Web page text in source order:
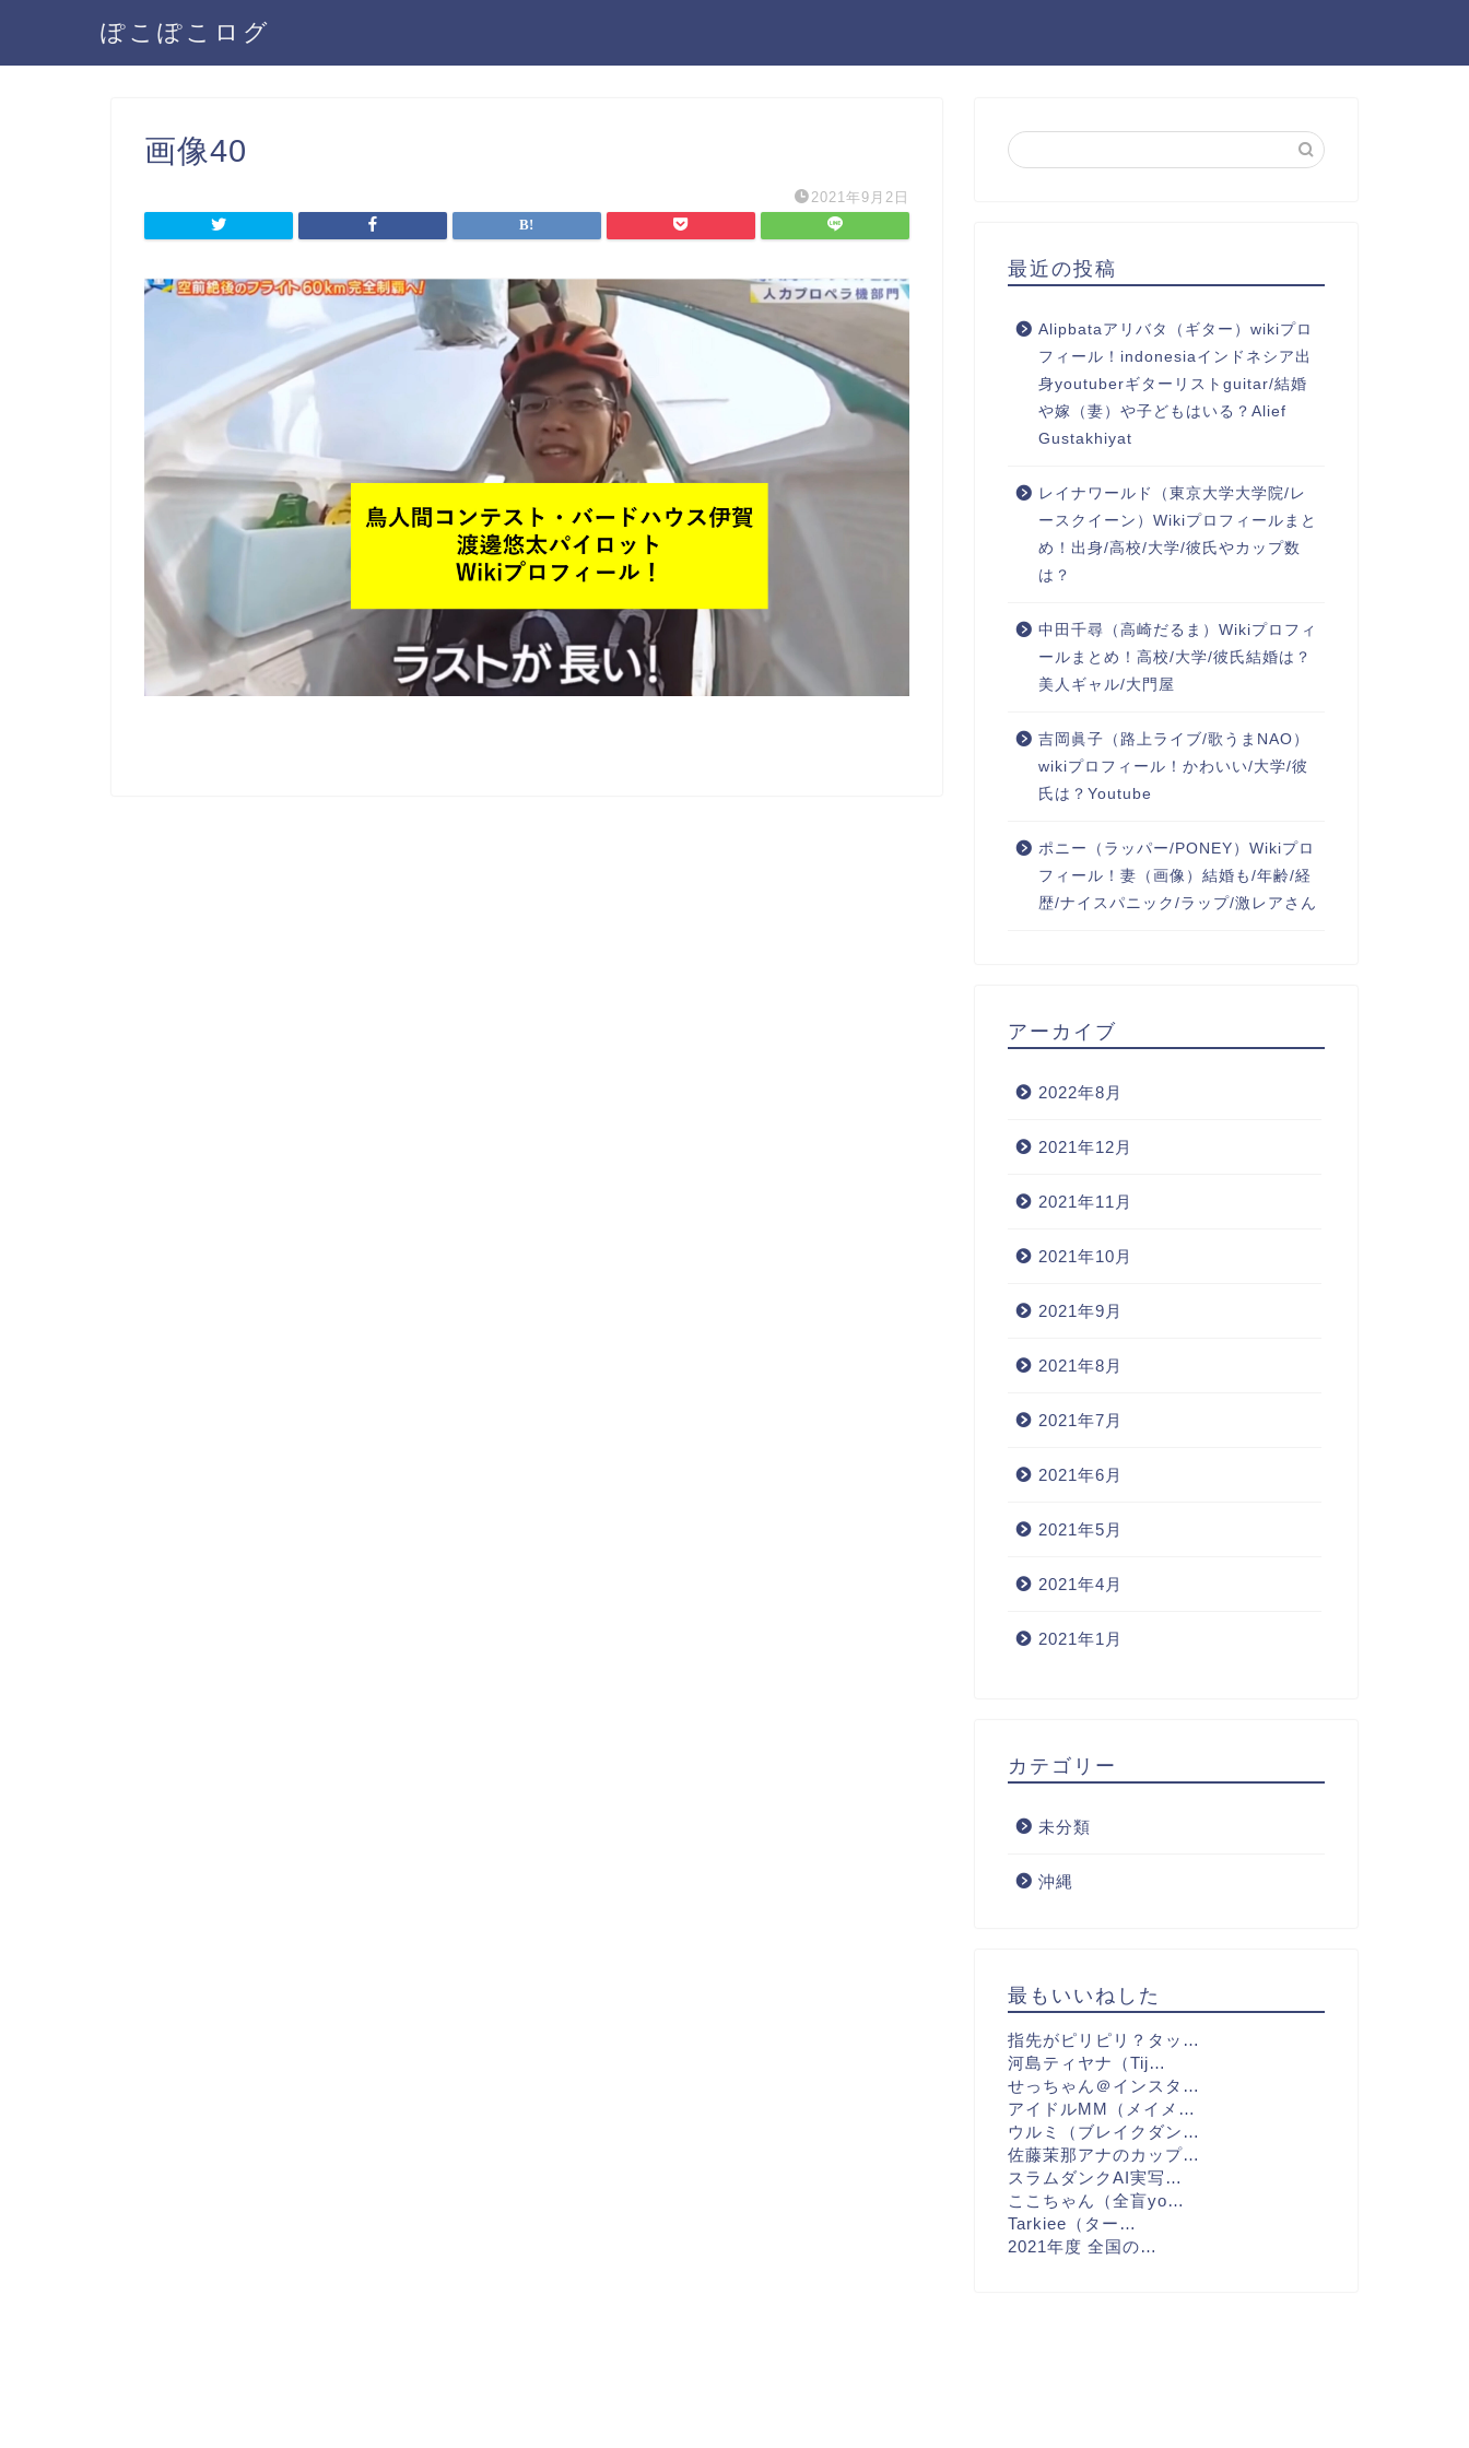
ぽこぽこログ
画像40
2021年9月2日
最近の投稿
Alipbataアリバタ（ギター）wikiプロ
フィール！indonesiaインドネシア出
身youtuberギターリストguitar/結婚
や嫁（妻）や子どもはいる？Alief
Gustakhiyat
レイナワールド（東京大学大学院/レ
ースクイーン）Wikiプロフィールまと
め！出身/高校/大学/彼氏やカップ数
は？
中田千尋（高崎だるま）Wikiプロフィ
ールまとめ！高校/大学/彼氏結婚は？
美人ギャル/大門屋
吉岡眞子（路上ライブ/歌うまNAO）
wikiプロフィール！かわいい/大学/彼
氏は？Youtube
ポニー（ラッパー/PONEY）Wikiプロ
フィール！妻（画像）結婚も/年齢/経
歴/ナイスパニック/ラップ/激レアさん
アーカイブ
2022年8月
2021年12月
2021年11月
2021年10月
2021年9月
2021年8月
2021年7月
2021年6月
2021年5月
2021年4月
2021年1月
カテゴリー
未分類
沖縄
最もいいねした
指先がピリピリ？タッ…
河島ティヤナ（Tij…
せっちゃん＠インスタ…
アイドルMM（メイメ…
ウルミ（ブレイクダン…
佐藤茉那アナのカップ…
スラムダンクAI実写…
ここちゃん（全盲yo…
Tarkiee（ター…
2021年度 全国の…